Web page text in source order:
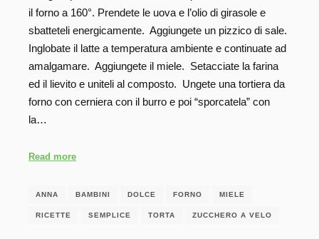
il forno a 160°. Prendete le uova e l’olio di girasole e
sbatteteli energicamente. Aggiungete un pizzico di sale.
Inglobate il latte a temperatura ambiente e continuate ad
amalgamare. Aggiungete il miele. Setacciate la farina
ed il lievito e uniteli al composto. Ungete una tortiera da
forno con cerniera con il burro e poi “sporcatela” con
la…
Read more
ANNA BAMBINI DOLCE FORNO MIELE
RICETTE SEMPLICE TORTA ZUCCHERO A VELO